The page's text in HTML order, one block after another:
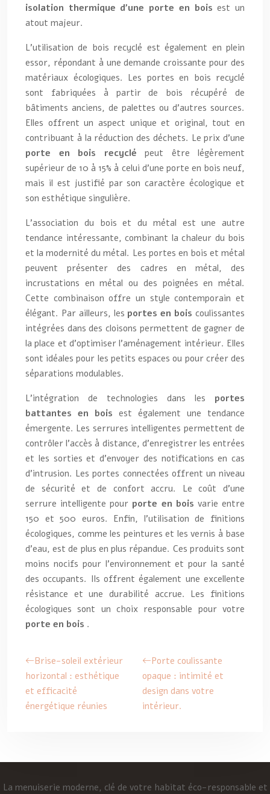
isolation thermique d’une porte en boisest un
atout majeur.
L’utilisation de bois recyclé est également en plein
essor, répondant à une demande croissante pour des
matériaux écologiques. Les portes en bois recyclé
sont fabriquées à partir de bois récupéré de
bâtiments anciens, de palettes ou d’autres sources.
Elles offrent un aspect unique et original, tout en
contribuant à la réduction des déchets. Le prix d’une
porte en bois recyclé peut être légèrement
supérieur de 10 à 15% à celui d’une porte en bois neuf,
mais il est justifié par son caractère écologique et
son esthétique singulière.
L’association du bois et du métal est une autre
tendance intéressante, combinant la chaleur du bois
et la modernité du métal. Les portes en bois et métal
peuvent présenter des cadres en métal, des
incrustations en métal ou des poignées en métal.
Cette combinaison offre un style contemporain et
élégant. Par ailleurs, les portes en boiscoulissantes
intégrées dans des cloisons permettent de gagner de
la place et d’optimiser l’aménagement intérieur. Elles
sont idéales pour les petits espaces ou pour créer des
séparations modulables.
L’intégration de technologies dans les portes
battantes en bois est également une tendance
émergente. Les serrures intelligentes permettent de
contrôler l’accès à distance, d’enregistrer les entrées
et les sorties et d’envoyer des notifications en cas
d’intrusion. Les portes connectées offrent un niveau
de sécurité et de confort accru. Le coût d’une
serrure intelligente pour porte en bois varie entre
150 et 500 euros. Enfin, l’utilisation de finitions
écologiques, comme les peintures et les vernis à base
d’eau, est de plus en plus répandue. Ces produits sont
moins nocifs pour l’environnement et pour la santé
des occupants. Ils offrent également une excellente
résistance et une durabilité accrue. Les finitions
écologiques sont un choix responsable pour votre
porte en bois .
Brise-soleil extérieur
horizontal : esthétique
et efficacité
énergétique réunies
Porte coulissante
opaque : intimité et
design dans votre
intérieur.
La menuiserie moderne, clé de votre habitat éco-responsable et